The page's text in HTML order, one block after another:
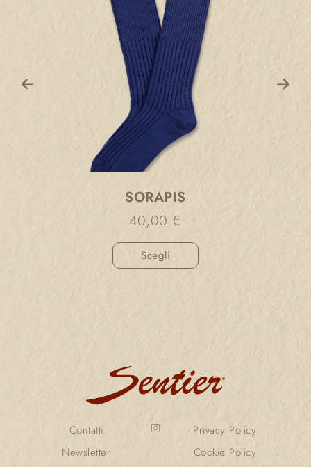
SORAPIS
40,00 €
Scegli
Contatti
Newsletter
Privacy Policy
Cookie Policy